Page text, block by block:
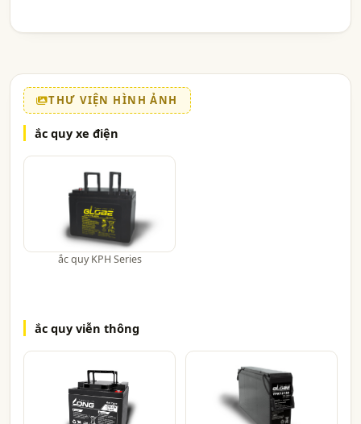
THƯ VIỆN HÌNH ẢNH
ắc quy xe điện
ắc quy KPH Series
ắc quy viễn thông